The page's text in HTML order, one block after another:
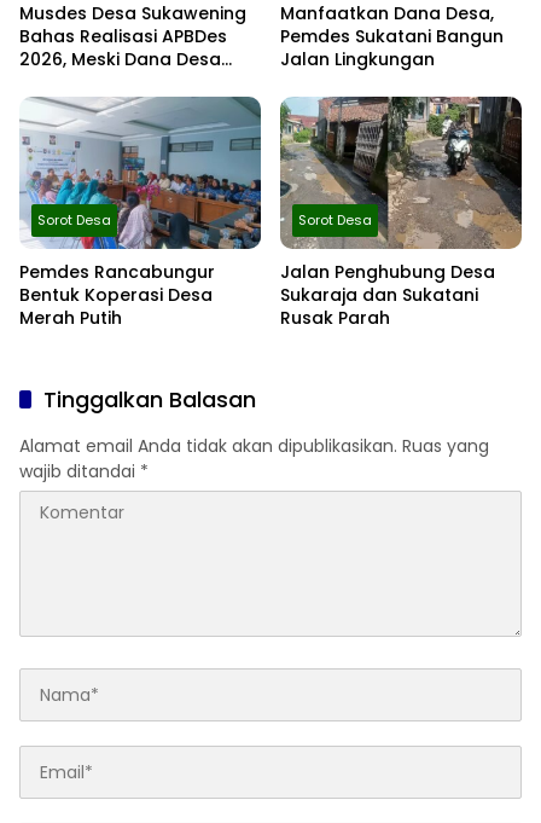
Musdes Desa Sukawening
Bahas Realisasi APBDes
2026, Meski Dana Desa
Tetap Dibangun
Manfaatkan Dana Desa,
Pemdes Sukatani Bangun
Jalan Lingkungan
Sorot Desa
Pemdes Rancabungur
Bentuk Koperasi Desa
Merah Putih
Sorot Desa
Jalan Penghubung Desa
Sukaraja dan Sukatani
Rusak Parah
Tinggalkan Balasan
Alamat email Anda tidak akan dipublikasikan. Ruas yang
wajib ditandai *